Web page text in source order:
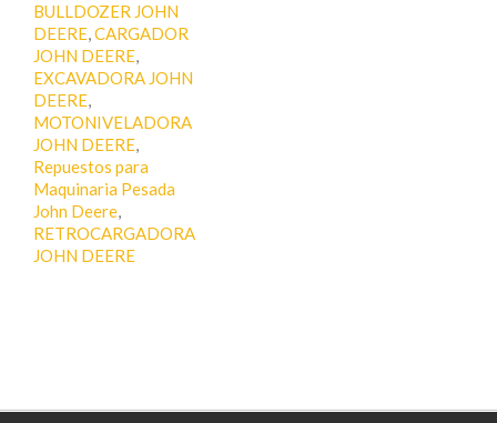
BULLDOZER JOHN
DEERE,CARGADOR
JOHN DEERE,
EXCAVADORA JOHN
DEERE,
MOTONIVELADORA
JOHN DEERE,
Repuestos para
Maquinaria Pesada
John Deere,
RETROCARGADORA
JOHN DEERE